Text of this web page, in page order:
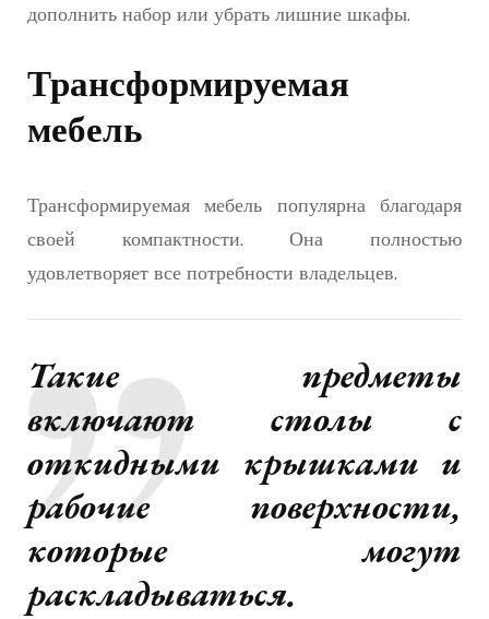
дополнить набор или убрать лишние шкафы.
Трансформируемая
мебель
Трансформируемая мебель популярна благодаря
своей компактности. Она полностью
удовлетворяет все потребности владельцев.
Такие предметы
включают столы с
откидными крышками и
рабочие поверхности,
которые могут
раскладываться.